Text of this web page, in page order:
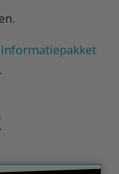
Informatiepakket